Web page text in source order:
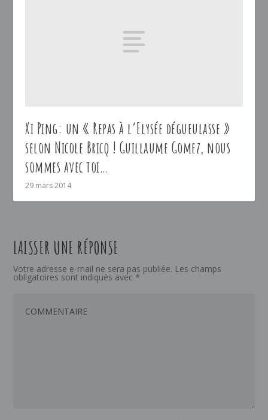
Xi Ping: un « Repas à l’Elysée dégueulasse »
selon Nicole Bricq ! Guillaume Gomez, nous
sommes avec toi…
29 mars 2014
LAISSER UNE RÉPONSE
Votre adresse e-mail ne sera pas publiée. Les champs
obligatoires sont indiqués avec *